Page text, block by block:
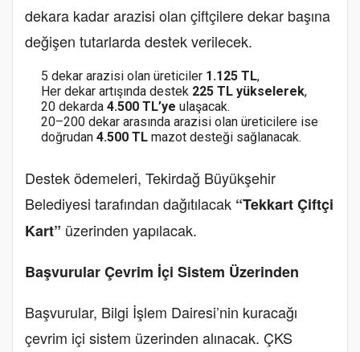
dekara kadar arazisi olan çiftçilere dekar başına
değişen tutarlarda destek verilecek.
5 dekar arazisi olan üreticiler 1.125 TL,
Her dekar artışında destek 225 TL yükselerek,
20 dekarda 4.500 TL’ye ulaşacak.
20–200 dekar arasında arazisi olan üreticilere ise
doğrudan 4.500 TL mazot desteği sağlanacak.
Destek ödemeleri, Tekirdağ Büyükşehir
Belediyesi tarafından dağıtılacak “Tekkart Çiftçi
Kart” üzerinden yapılacak.
Başvurular Çevrim İçi Sistem Üzerinden
Başvurular, Bilgi İşlem Dairesi’nin kuracağı
çevrim içi sistem üzerinden alınacak. ÇKS